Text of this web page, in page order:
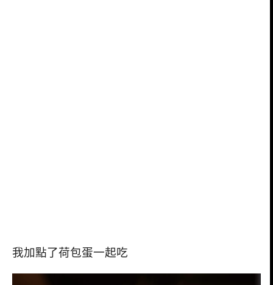
我加點了荷包蛋一起吃